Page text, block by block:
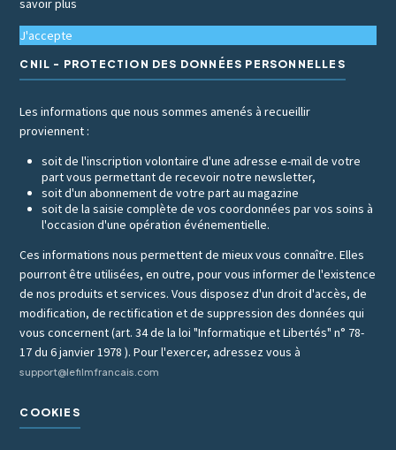
savoir plus
J'accepte
CNIL - PROTECTION DES DONNÉES PERSONNELLES
Les informations que nous sommes amenés à recueillir
proviennent :
soit de l'inscription volontaire d'une adresse e-mail de votre
part vous permettant de recevoir notre newsletter,
soit d'un abonnement de votre part au magazine
soit de la saisie complète de vos coordonnées par vos soins à
l'occasion d'une opération événementielle.
Ces informations nous permettent de mieux vous connaître. Elles
pourront être utilisées, en outre, pour vous informer de l'existence
de nos produits et services. Vous disposez d'un droit d'accès, de
modification, de rectification et de suppression des données qui
vous concernent (art. 34 de la loi "Informatique et Libertés" n° 78-
17 du 6 janvier 1978 ). Pour l'exercer, adressez vous à
support@lefilmfrancais.com
COOKIES